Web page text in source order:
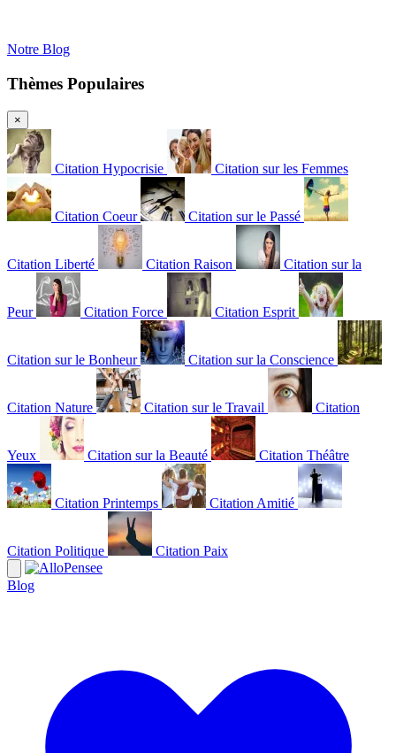
Notre Blog
Thèmes Populaires
×
Citation Hypocrisie Citation sur les Femmes
Citation Coeur Citation sur le Passé
Citation Liberté Citation Raison Citation sur la
Peur Citation Force Citation Esprit
Citation sur le Bonheur Citation sur la Conscience
Citation Nature Citation sur le Travail Citation
Yeux Citation sur la Beauté Citation Théâtre
Citation Printemps Citation Amitié
Citation Politique Citation Paix
Blog